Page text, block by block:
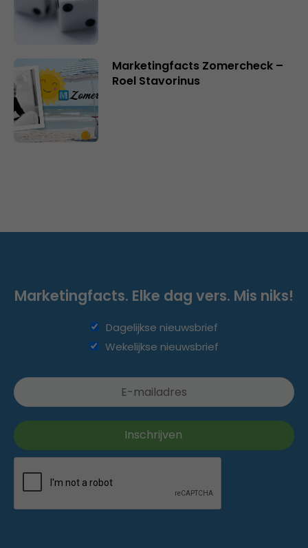
Marketingfacts Zomercheck –
Roel Stavorinus
Marketingfacts. Elke dag vers. Mis niks!
Dagelijkse nieuwsbrief
Wekelijkse nieuwsbrief